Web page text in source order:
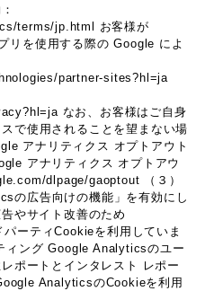
terms/jp.html お客様が
リを使用する際の Google によ
partner-sites?hl=ja
なお、お客様はご自身
で使用されることを望まない場
アナリティクス オプトアウト
アナリティクス オプトアウ
dlpage/gaoptout （３）
の広告向けの機能」を有効にし
やサイト改善のため
ーティCookieを利用していま
ング Google Analyticsのユー
ポートとインタレスト レポー
AnalyticsのCookieを利用